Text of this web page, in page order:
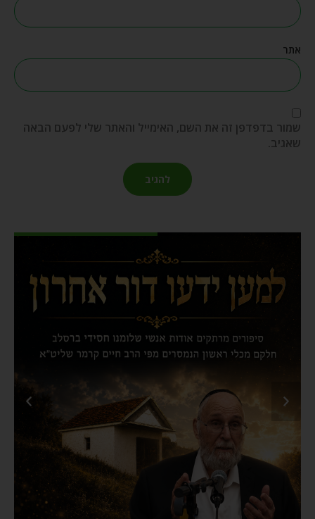
אתר
שמור בדפדפן זה את השם, האימייל והאתר שלי לפעם הבאה
שאגיב.